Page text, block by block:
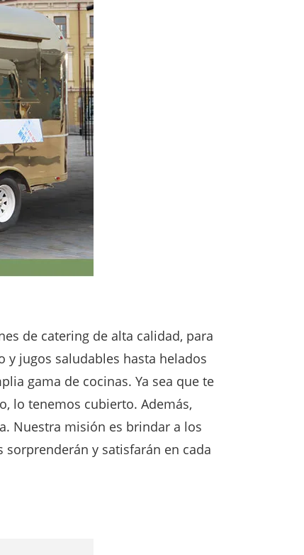
de catering de alta calidad, para
y jugos saludables hasta helados
gama de cocinas. Ya sea que te
lo tenemos cubierto. Además,
Nuestra misión es brindar a los
y satisfarán en cada